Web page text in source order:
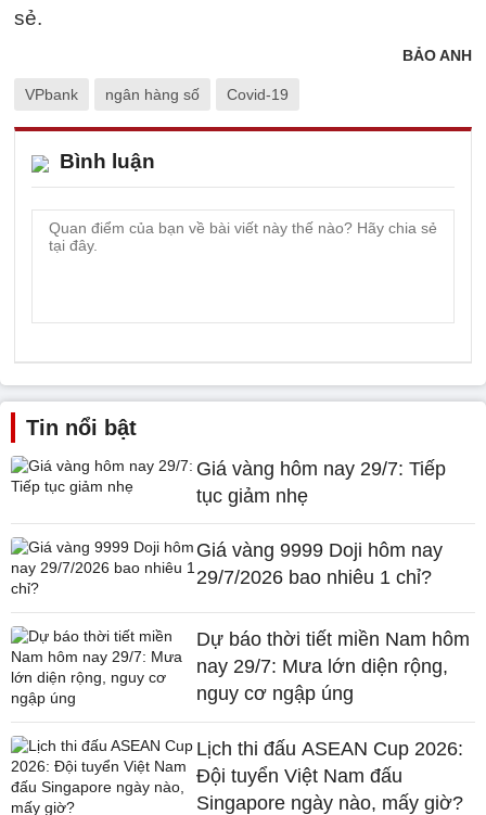
sẻ.
BẢO ANH
VPbank ngân hàng số Covid-19
Bình luận
Tin nổi bật
Giá vàng hôm nay 29/7: Tiếp
tục giảm nhẹ
Giá vàng 9999 Doji hôm nay
29/7/2026 bao nhiêu 1 chỉ?
Dự báo thời tiết miền Nam hôm
nay 29/7: Mưa lớn diện rộng,
nguy cơ ngập úng
Lịch thi đấu ASEAN Cup 2026:
Đội tuyển Việt Nam đấu
Singapore ngày nào, mấy giờ?